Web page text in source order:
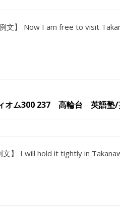
文】 Now I am free to visit
オム300 237 高輪台 英語塾/
文】 I will hold it tightly in